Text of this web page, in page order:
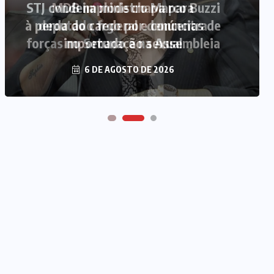
MDB implode chapa para
deputado federal e concentra
forças no Senado e na Assembleia
6 DE AGOSTO DE 2026